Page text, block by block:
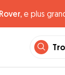
e plus